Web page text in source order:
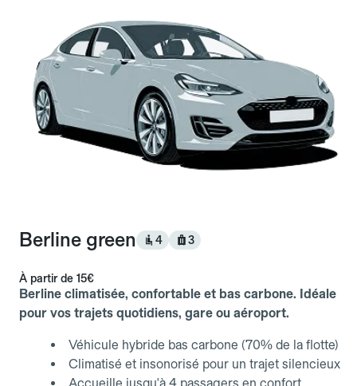
Berline green 4 3
À partir de 15€
Berline climatisée, confortable et bas carbone. Idéale
pour vos trajets quotidiens, gare ou aéroport.
Véhicule hybride bas carbone (70% de la flotte)
Climatisé et insonorisé pour un trajet silencieux